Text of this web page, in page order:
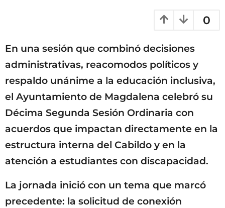
o
0
En una sesión que combinó decisiones
administrativas, reacomodos políticos y
respaldo unánime a la educación inclusiva,
el Ayuntamiento de Magdalena celebró su
Décima Segunda Sesión Ordinaria con
acuerdos que impactan directamente en la
estructura interna del Cabildo y en la
atención a estudiantes con discapacidad.
La jornada inició con un tema que marcó
precedente: la solicitud de conexión